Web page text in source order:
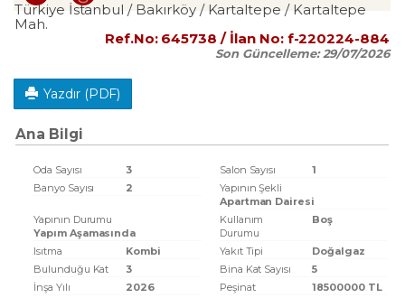
Türkiye İstanbul / Bakırköy/ Kartaltepe / Kartaltepe
Mah.
Ref.No: 645738 / İlan No: f-220224-884
Son Güncelleme:29/07/2026
Yazdır (PDF)
Ana Bilgi
Oda Sayısı 3 Salon Sayısı
1
Banyo Sayısı
2
Yapının Şekli
Apartman Dairesi
Yapının Durumu
Yapım Aşamasında
Kullanım
Durumu
Boş
Isıtma Kombi Yakıt Tipi
Doğalgaz
Bulunduğu Kat
3 Bina Kat Sayısı
5
İnşa Yılı
2026 Peşinat
18500000 TL